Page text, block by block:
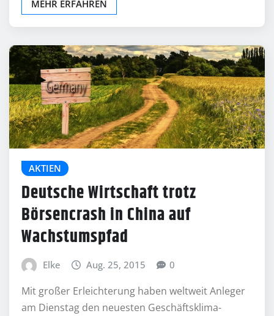
MEHR ERFAHREN
AKTIEN
Deutsche Wirtschaft trotz
Börsencrash in China auf
Wachstumspfad
Elke Aug. 25, 2015 0
Mit großer Erleichterung haben weltweit Anleger
am Dienstag den neuesten Geschäftsklima-